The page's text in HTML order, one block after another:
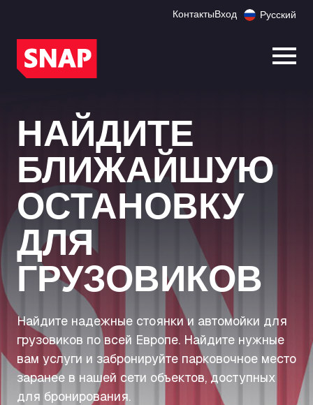
КонтактыВход Русский
НАЙДИТЕ
БЛИЖАЙШУЮ
ОСТАНОВКУ
ДЛЯ
ГРУЗОВИКОВ
Найдите надежные стоянки и автомойки для
грузовиков по всей Европе. Найдите нужные
вам услуги и забронируйте парковочное место
заранее в нашей сети объектов, доступных
для бронирования.